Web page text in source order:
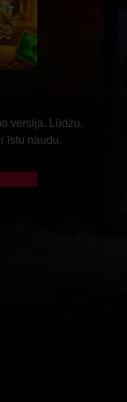
versija. Lūdzu,
īstu naudu.